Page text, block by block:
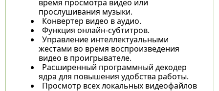
время просмотра видео или
прослушивания музыки.
Конвертер видео в аудио.
Функция онлайн-субтитров.
Управление интеллектуальными
жестами во время воспроизведения
видео в проигрывателе.
Расширенный программный декодер
ядра для повышения удобства работы.
Просмотр всех локальных видеофайлов